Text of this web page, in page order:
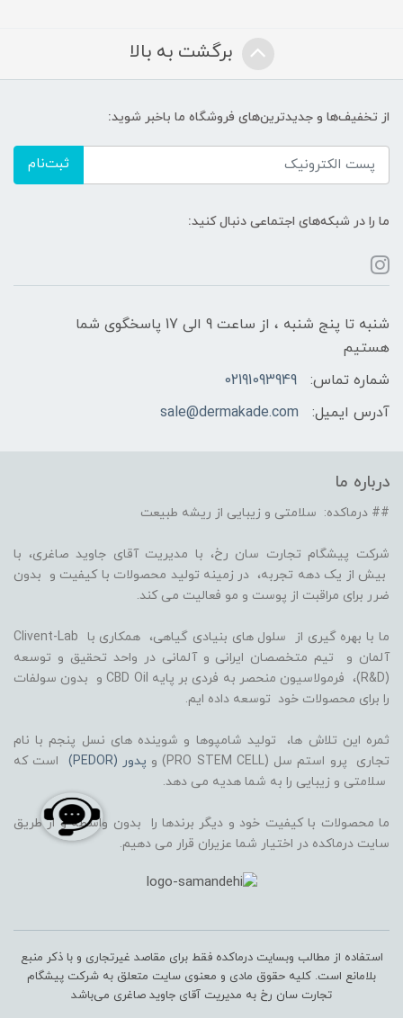
برگشت به بالا
از تخفیف‌ها و جدیدترین‌های فروشگاه ما باخبر شوید:
ثبت‌نام
ما را در شبکه‌های اجتماعی دنبال کنید:
شنبه تا پنج شنبه ، از ساعت 9 الی 17 پاسخگوی شما
هستیم
شماره تماس:
02191093949
آدرس ایمیل:
sale@dermakade.com
درباره ما
## درماکده: سلامتی و زیبایی از ریشه طبیعت
شرکت پیشگام تجارت سان رخ، با مدیریت آقای جاوید صاغری، با
بیش از یک دهه تجربه، در زمینه تولید محصولات با کیفیت و بدون
ضرر برای مراقبت از پوست و مو فعالیت می کند.
ما با بهره گیری از سلول های بنیادی گیاهی، همکاری با Clivent-Lab
آلمان و تیم متخصصان ایرانی و آلمانی در واحد تحقیق و توسعه
(R&D)، فرمولاسیون منحصر به فردی بر پایه CBD Oil و بدون سولفات
را برای محصولات خود توسعه داده ایم.
ثمره این تلاش ها، تولید شامپوها و شوینده های نسل پنجم با نام
تجاری پرو استم سل (PRO STEM CELL) و
پدور (PEDOR)
است که
سلامتی و زیبایی را به شما هدیه می دهد.
ما محصولات با کیفیت خود و دیگر برندها را بدون واسطه و از طریق
سایت درماکده در اختیار شما عزیران قرار می دهیم.
استفاده از مطالب وبسایت درماکده فقط برای مقاصد غیرتجاری و با ذکر منبع
بلامانع است. کلیه حقوق مادی و معنوی سایت متعلق به شرکت پیشگام
تجارت سان رخ به مدیریت آقای جاوید صاغری می‌باشد